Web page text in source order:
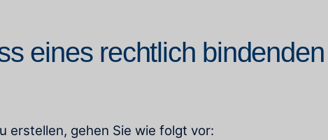
eines rechtlich bindenden
erstellen, gehen Sie wie folgt vor: